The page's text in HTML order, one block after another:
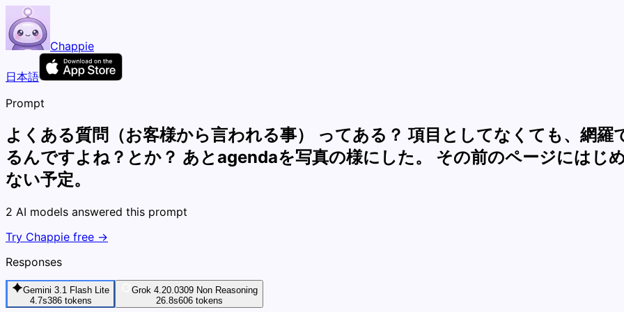
Chappie
日本語
Prompt
よくある質問（お客様から言われる事） ってある？ 項目としてなくても、網
るんですよね？とか？ あとagendaを写真の様にした。 その前のページにはじ
ない予定。
2 AI models answered this prompt
Try Chappie free →
Responses
Gemini 3.1 Flash Lite
4.7s386tokens
Grok 4.20.0309 Non Reasoning
26.8s606tokens